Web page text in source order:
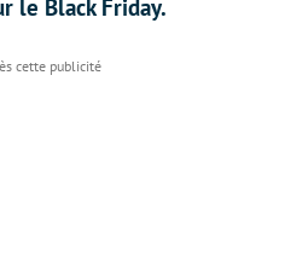
le Black Friday.